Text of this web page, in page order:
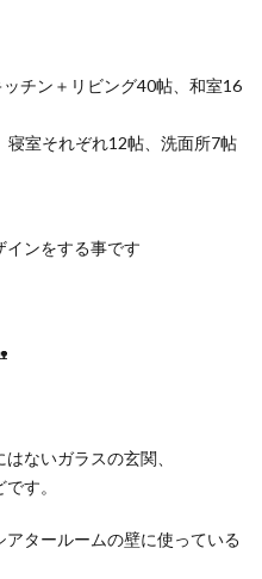
チン＋リビング40帖、和室16
寝室それぞれ12帖、洗面所7帖
インをする事です
ないガラスの玄関、
す。
タールームの壁に使っている